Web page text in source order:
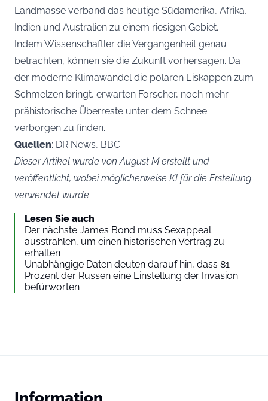
Landmasse verband das heutige Südamerika, Afrika,
Indien und Australien zu einem riesigen Gebiet.
Indem Wissenschaftler die Vergangenheit genau
betrachten, können sie die Zukunft vorhersagen. Da
der moderne Klimawandel die polaren Eiskappen zum
Schmelzen bringt, erwarten Forscher, noch mehr
prähistorische Überreste unter dem Schnee
verborgen zu finden.
Quellen: DR News, BBC
Dieser Artikel wurde von August M erstellt und
veröffentlicht, wobei möglicherweise KI für die Erstellung
verwendet wurde
Lesen Sie auch
Der nächste James Bond muss Sexappeal
ausstrahlen, um einen historischen Vertrag zu
erhalten
Unabhängige Daten deuten darauf hin, dass 81
Prozent der Russen eine Einstellung der Invasion
befürworten
Information